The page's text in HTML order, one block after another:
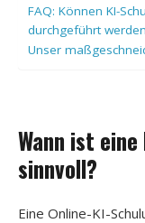
FAQ: Können KI-
durchgeführt
Unser
Wann ist
sinnvoll?
Eine Online-KI-